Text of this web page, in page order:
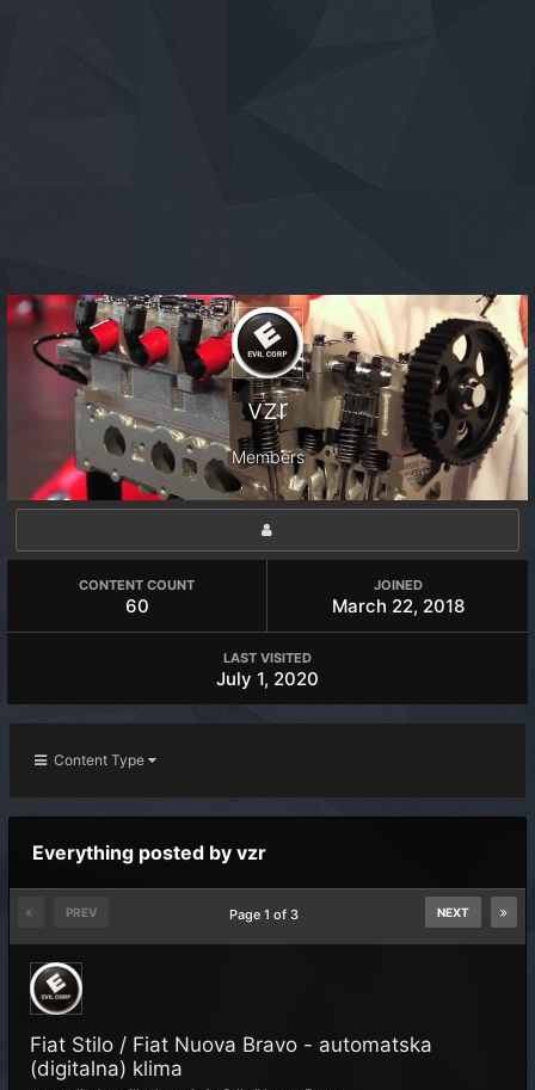
vzr
Members
CONTENT COUNT
60
JOINED
March 22, 2018
LAST VISITED
July 1, 2020
Content Type
Everything posted by vzr
PREV NEXT
Page 1 of 3
Fiat Stilo / Fiat Nuova Bravo - automatska
(digitalna) klima